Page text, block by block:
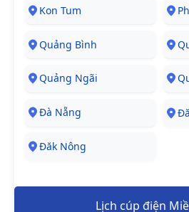
Kon Tum
Quảng Bình
Quảng Ngãi
Đà Nẵng
Đăk Nông
Lịch cúp điện